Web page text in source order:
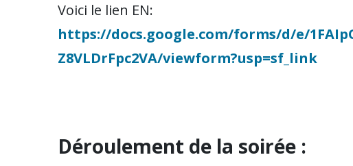
Voici le lien EN:
https://docs.google.com/forms/d/e/
Z8VLDrFpc2VA/viewform?usp=sf_link
Déroulement de la soirée :